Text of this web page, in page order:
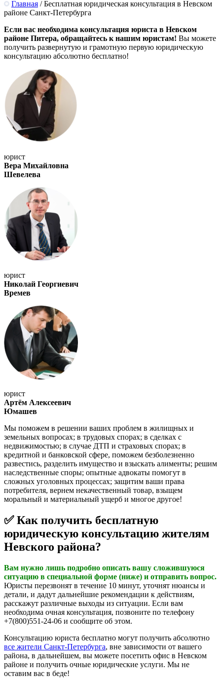
Главная / Бесплатная юридическая консультация в Невском
районе Санкт-Петербурга
Если вас необходима консультация юриста в Невском
районе Питера, обращайтесь к нашим юристам! Вы можете
получить развернутую и грамотную первую юридическую
консультацию абсолютно бесплатно!
юрист
Вера Михайловна
Шевелева
юрист
Николай Георгиевич
Времев
юрист
Артём Алексеевич
Юмашев
Мы поможем в решении ваших проблем в жилищных и
земельных вопросах; в трудовых спорах; в сделках с
недвижимостью; в случае ДТП и страховых спорах; в
кредитной и банковской сфере, поможем безболезненно
развестись, разделить имущество и взыскать алименты; решим
наследственные споры; опытные адвокаты помогут в
сложных уголовных процессах; защитим ваши права
потребителя, вернем некачественный товар, взыщем
моральный и материальный ущерб и многое другое!
✅ Как получить бесплатную
юридическую консультацию жителям
Невского района?
Вам нужно лишь подробно описать вашу сложившуюся
ситуацию в специальной форме (ниже) и отправить вопрос.
Юристы перезвонят в течение 10 минут, уточнят нюансы и
детали, и дадут дальнейшие рекомендации к действиям,
расскажут различные выходы из ситуации. Если вам
необходима очная консультация, позвоните по телефону
+7(800)551-24-06 и сообщите об этом.
Консультацию юриста бесплатно могут получить абсолютно
все жители Санкт-Петербурга, вне зависимости от вашего
района, в дальнейшем, вы можете посетить офис в Невском
районе и получить очные юридические услуги. Мы не
оставим вас в беде!